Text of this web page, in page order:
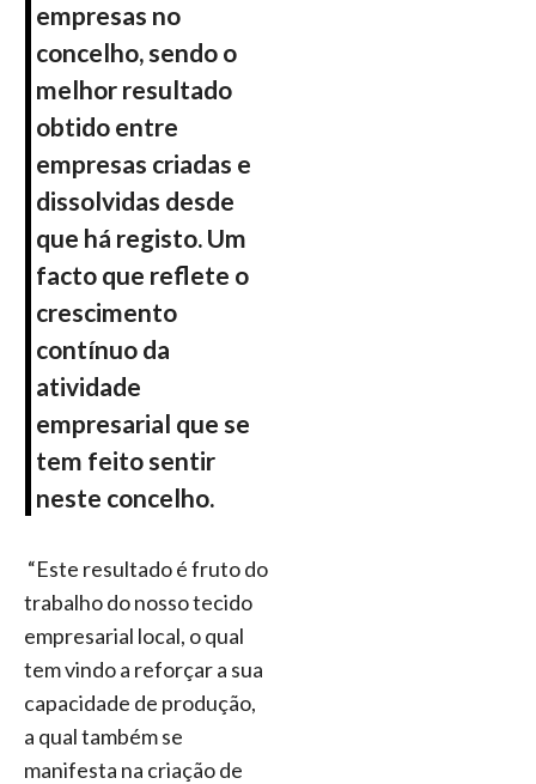
empresas no
concelho, sendo o
melhor resultado
obtido entre
empresas criadas e
dissolvidas desde
que há registo. Um
facto que reflete o
crescimento
contínuo da
atividade
empresarial que se
tem feito sentir
neste concelho.
“Este resultado é frutodo
trabalho do nosso tecido
empresarial local, o qual
tem vindo a reforçar a sua
capacidade de produção,
a qual também se
manifesta na criação de